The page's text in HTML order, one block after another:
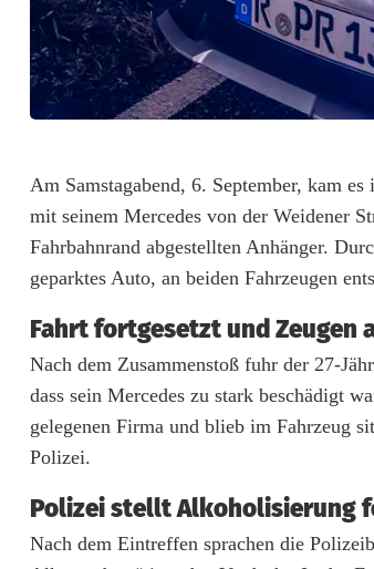
B
e
t
r
u
n
k
n
Am Samstagabend, 6. September, kam
mit seinem Mercedes von der Weidener
Fahrbahnrand abgestellten Anhänger.
geparktes Auto, an beiden Fahrzeugen
Fahrt fortgesetzt und Zeugen
Nach dem Zusammenstoß fuhr der 27-
dass sein Mercedes zu stark beschädigt
gelegenen Firma und blieb im Fahrzeug
Polizei.
Polizei stellt Alkoholisierung
Nach dem Eintreffen sprachen die